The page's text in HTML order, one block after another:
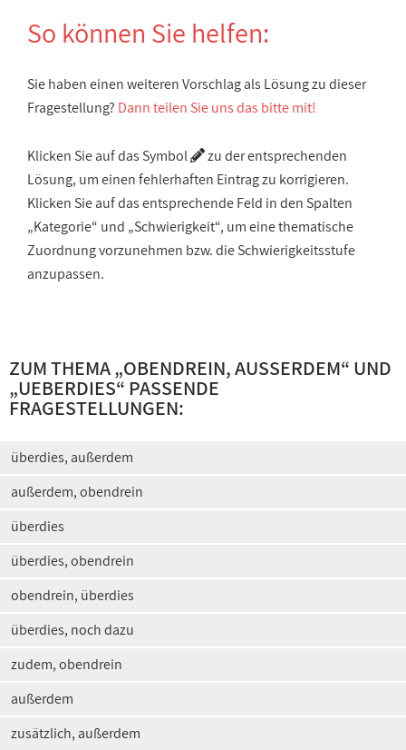
So können Sie helfen:
Sie haben einen weiteren Vorschlag als Lösung zu dieser
Fragestellung? Dann teilen Sie uns das bitte mit!
Klicken Sie auf das Symbol
zu der entsprechenden
Lösung, um einen fehlerhaften Eintrag zu korrigieren.
Klicken Sie auf das entsprechende Feld in den Spalten
„Kategorie“ und „Schwierigkeit“, um eine thematische
Zuordnung vorzunehmen bzw. die Schwierigkeitsstufe
anzupassen.
ZUM THEMA „OBENDREIN, AUSSERDEM “ UND
„UEBERDIES“ PASSENDE
FRAGESTELLUNGEN:
überdies, außerdem
außerdem, obendrein
überdies
überdies, obendrein
obendrein, überdies
überdies, noch dazu
zudem, obendrein
außerdem
zusätzlich, außerdem